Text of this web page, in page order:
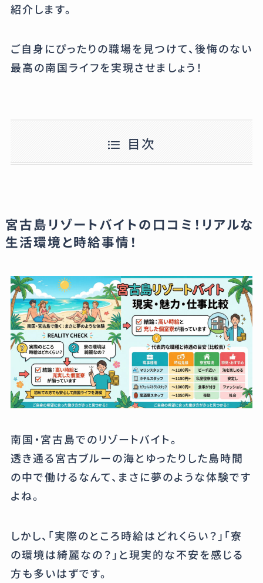
紹介します。
ご自身にぴったりの職場を見つけて、後悔のない
最高の南国ライフを実現させましょう！
目次
宮古島リゾートバイトの口コミ！リアルな
生活環境と時給事情！
南国・宮古島でのリゾートバイト。
透き通る宮古ブルーの海とゆったりした島時間
の中で働けるなんて、まさに夢のような体験です
よね。
しかし、「実際のところ時給はどれくらい？」「寮
の環境は綺麗なの？」と現実的な不安を感じる
方も多いはずです。